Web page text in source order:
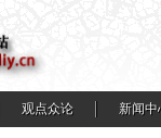
观点众论 新闻中